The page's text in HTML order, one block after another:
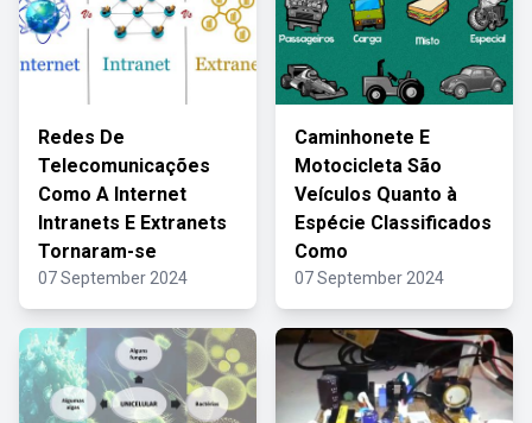
Redes De
Telecomunicações
Como A Internet
Intranets E Extranets
Tornaram-se
07 September 2024
Caminhonete E
Motocicleta São
Veículos Quanto à
Espécie Classificados
Como
07 September 2024